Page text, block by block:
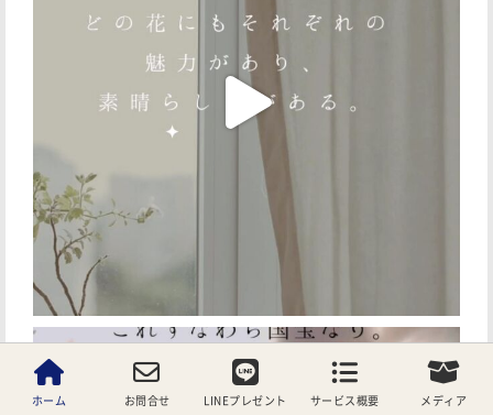
ホーム お問合せ LINEプレゼント サービス概要 メディア